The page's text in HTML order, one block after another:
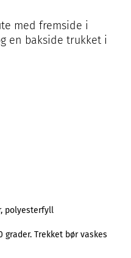
med fremside i
en bakside trukket i
polyesterfyll
grader. Trekket bør vaskes